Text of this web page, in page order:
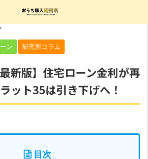
ン 研究所コラム
新版】住宅ローン金利が再
ット35は引き下げへ！
目次